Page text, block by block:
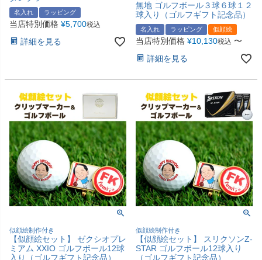
名入れ ラッピング
当店特別価格 ¥5,700税込
詳細を見る
無地 ゴルフボール３球６球１２
球入り（ゴルフギフト記念品）
名入れ ラッピング 似顔絵
当店特別価格 ¥10,130税込 〜
詳細を見る
似顔絵制作付き
【似顔絵セット】 ゼクシオプレ
ミアム XXIO ゴルフボール12球
入り（ゴルフギフト記念品）
似顔絵制作付き
【似顔絵セット】 スリクソンZ-
STAR ゴルフボール12球入り
（ゴルフギフト記念品）